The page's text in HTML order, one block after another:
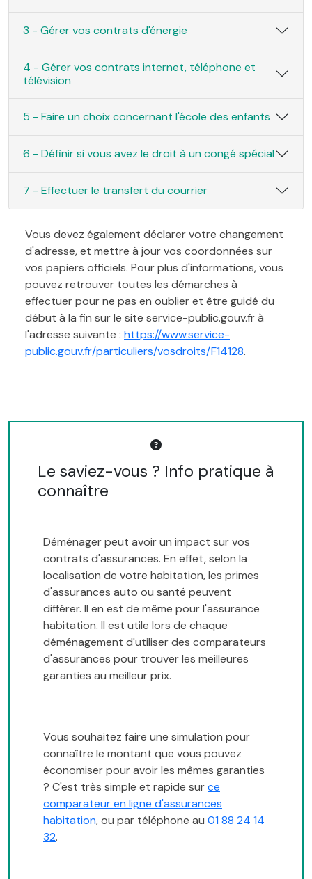
3 - Gérer vos contrats d'énergie
4 - Gérer vos contrats internet, téléphone et
télévision
5 - Faire un choix concernant l'école des enfants
6 - Définir si vous avez le droit à un congé spécial
7 - Effectuer le transfert du courrier
Vous devez également déclarer votre changement
d'adresse, et mettre à jour vos coordonnées sur
vos papiers officiels. Pour plus d'informations, vous
pouvez retrouver toutes les démarches à
effectuer pour ne pas en oublier et être guidé du
début à la fin sur le site service-public.gouv.fr à
l'adresse suivante : https://www.service-
public.gouv.fr/particuliers/vosdroits/F14128.
Le saviez-vous ? Info pratique à
connaître
Déménager peut avoir un impact sur vos
contrats d'assurances. En effet, selon la
localisation de votre habitation, les primes
d'assurances auto ou santé peuvent
différer. Il en est de même pour l'assurance
habitation. Il est utile lors de chaque
déménagement d'utiliser des comparateurs
d'assurances pour trouver les meilleures
garanties au meilleur prix.
Vous souhaitez faire une simulation pour
connaître le montant que vous pouvez
économiser pour avoir les mêmes garanties
? C'est très simple et rapide surce
comparateur en ligne d'assurances
habitation, ou par téléphone au 01 88 24 14
32.